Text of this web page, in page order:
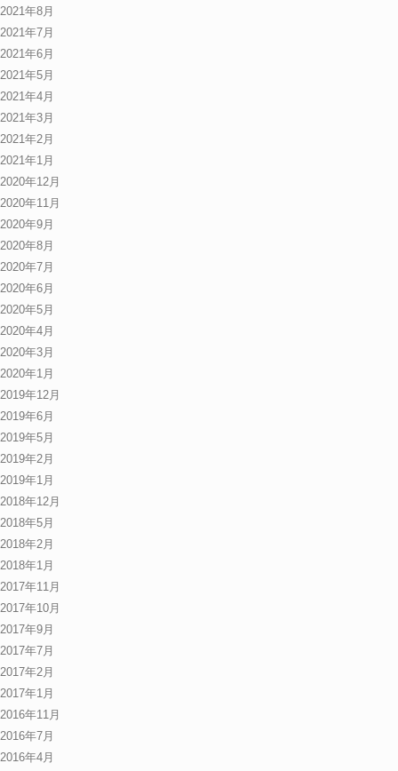
2021年8月
2021年7月
2021年6月
2021年5月
2021年4月
2021年3月
2021年2月
2021年1月
2020年12月
2020年11月
2020年9月
2020年8月
2020年7月
2020年6月
2020年5月
2020年4月
2020年3月
2020年1月
2019年12月
2019年6月
2019年5月
2019年2月
2019年1月
2018年12月
2018年5月
2018年2月
2018年1月
2017年11月
2017年10月
2017年9月
2017年7月
2017年2月
2017年1月
2016年11月
2016年7月
2016年4月